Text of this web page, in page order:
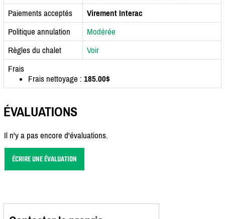
Paiements acceptés
Virement Interac
Politique annulation
Modérée
Règles du chalet
Voir
Frais
Frais nettoyage : 185.00$
ÉVALUATIONS
Il n'y a pas encore d'évaluations.
ÉCRIRE UNE ÉVALUATION